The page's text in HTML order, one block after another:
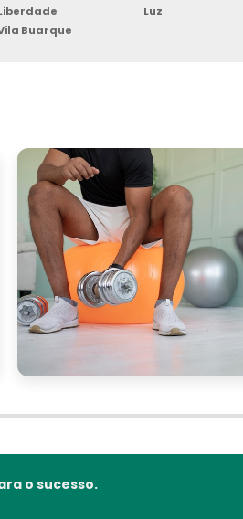
Luz
Buarque
o sucesso.